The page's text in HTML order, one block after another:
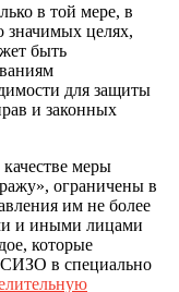
в той мере, в
значимых целях,
быть
для защиты
и законных
меры
ограничены в
им не более
и иными лицами
которые
СИЗО в специально